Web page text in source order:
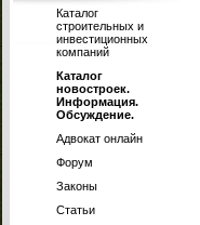
Каталог
строительных и
инвестиционных
компаний
Каталог
новостроек.
Информация.
Обсуждение.
Адвокат онлайн
Форум
Законы
Статьи